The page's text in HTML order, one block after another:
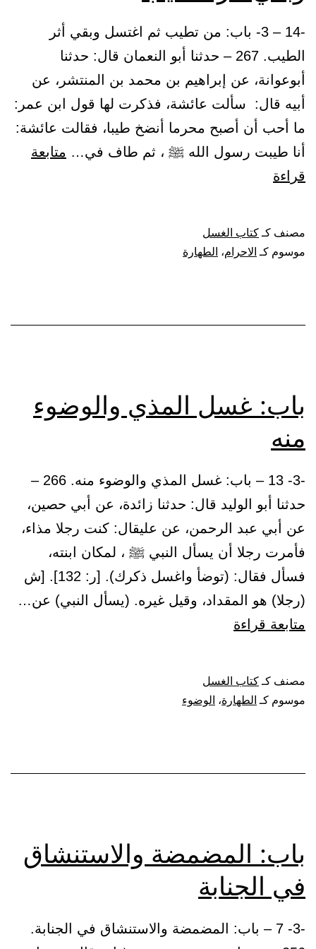
-14 – 3- باب: من تطيب ثم اغتسل وبقي أثر
الطيب. 267 – حدثنا أبو النعمان قال: حدثنا
أبوعوانة، عن إبراهيم بن محمد بن المنتشر، عن
أبيه قال: سألت عائشة، فذكرت لها قول ابن عمر:
ما أحب أن أصبح محرما أنضخ طيبا، فقالت عائشة:
أنا طيبت رسول الله ﷺ ، ثم طاف في… متابعة
قراءة
ثم
مصنف كـ كتاب الغسل
موسوم كـ الاحرام، الطهارة
باب: غسل المذي والوضوء
منه
-3- 13 – باب: غسل المذي والوضوء منه. 266 –
حدثنا أبو الوليد قال: حدثنا زائدة، عن أبي حصين،
عن أبي عبد الرحمن، عن عليقال: كنت رجلا مذاء،
فأمرت رجلا أن يسأل النبي ﷺ ، لمكان ابنته،
فسأل فقال: (توضأ واغسل ذكرك). [ر: 132]. [ش
(رجلا) هو المقداد، وقيل غيره. (يسأل النبي) عن…
متابعة قراءة
والوضوء
مصنف كـ كتاب الغسل
موسوم كـ الطهارة، الوضوء
باب: المضمضة والاستنشاق
في الجنابة
-3- 7 – باب: المضمضة والاستنشاق في الجنابة.